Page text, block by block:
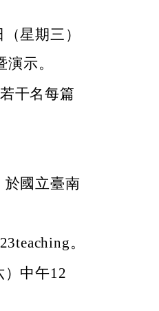
星期三）
示。
干名每篇
於國立臺南
。
）中午12